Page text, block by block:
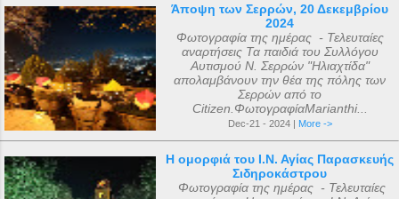
Άποψη των Σερρών, 20 Δεκεμβρίου
2024
Φωτογραφία της ημέρας - Τελευταίες
αναρτήσεις Τα παιδιά του Συλλόγου
Αυτισμού Ν. Σερρών "Ηλιαχτίδα"
απολαμβάνουν την θέα της πόλης των
Σερρών από το
Citizen.ΦωτογραφίαMarianthi...
Dec-21 - 2024 | More ->
Η ομορφιά του Ι.Ν. Αγίας Παρασκευής
Σιδηροκάστρου
Φωτογραφία της ημέρας - Τελευταίες